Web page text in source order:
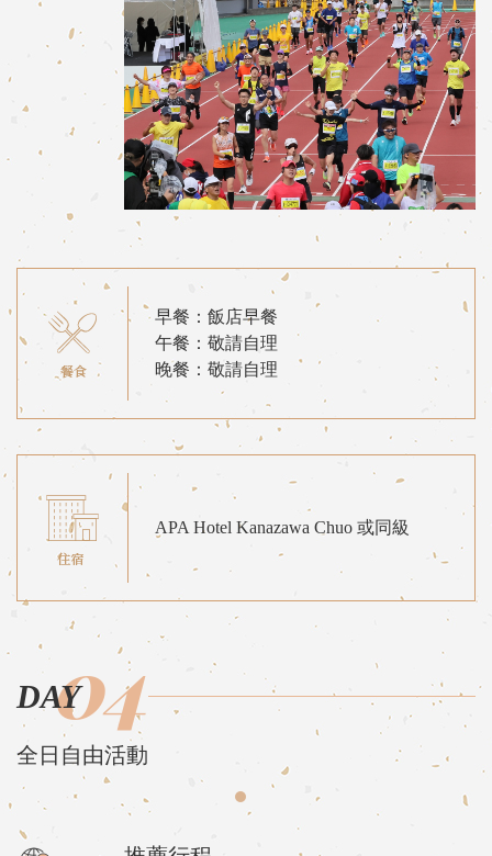
早餐：飯店早餐
午餐：敬請自理
晚餐：敬請自理
APA Hotel Kanazawa Chuo 或同級
DAY04
全日自由活動